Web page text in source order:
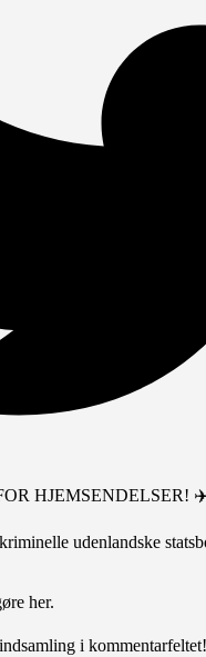
HJEMSENDELSER!
udenlandske
her.
i